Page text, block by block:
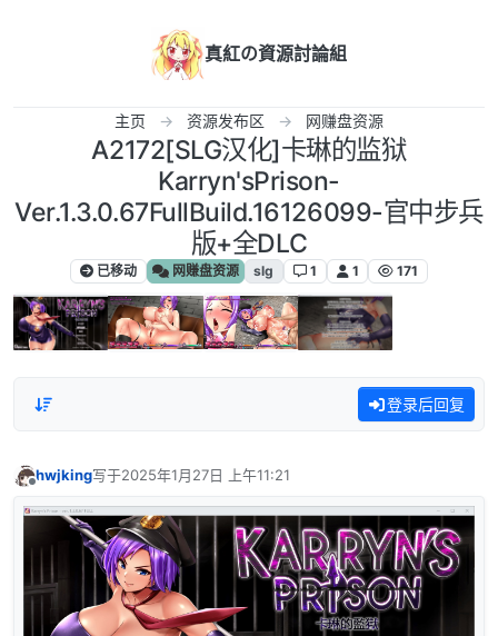
真紅の資源討論組
主页 资源发布区 网赚盘资源
A2172[SLG汉化]卡琳的监狱
Karryn'sPrison-
Ver.1.3.0.67FullBuild.16126099-官中步兵
版+全DLC
已移动 网赚盘资源 slg 1 1 171
登录后回复
hwjking写于2025年1月27日 上午11:21
最后由 编辑